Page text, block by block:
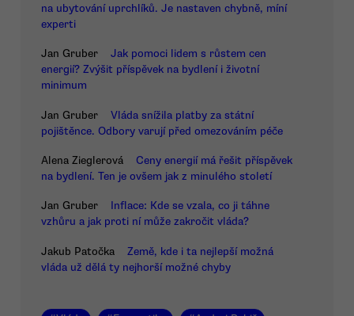
na ubytování uprchlíků. Je nastaven chybně, míní
experti
Jan Gruber
Jak pomoci lidem s růstem cen
energií? Zvýšit příspěvek na bydlení i životní
minimum
Jan Gruber
Vláda snížila platby za státní
pojištěnce. Odbory varují před omezováním péče
Alena Zieglerová
Ceny energií má řešit příspěvek
na bydlení. Ten je ovšem jak z minulého století
Jan Gruber
Inflace: Kde se vzala, co ji táhne
vzhůru a jak proti ní může zakročit vláda?
Jakub Patočka
Země, kde i ta nejlepší možná
vláda už dělá ty nejhorší možné chyby